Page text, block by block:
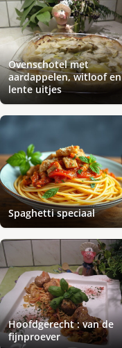
Ovenschotel met
aardappelen, witloof en
lente uitjes
Spaghetti speciaal
Hoofdgerecht : van de
fijnproever